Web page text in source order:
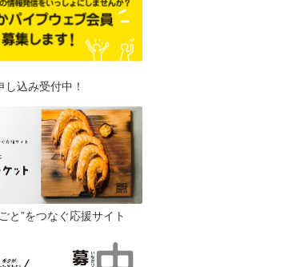
し込み受付中！
と”をつなぐ応援サイト